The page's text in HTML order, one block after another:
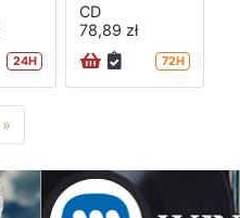
24H
CD
78,89 zł
72H
»